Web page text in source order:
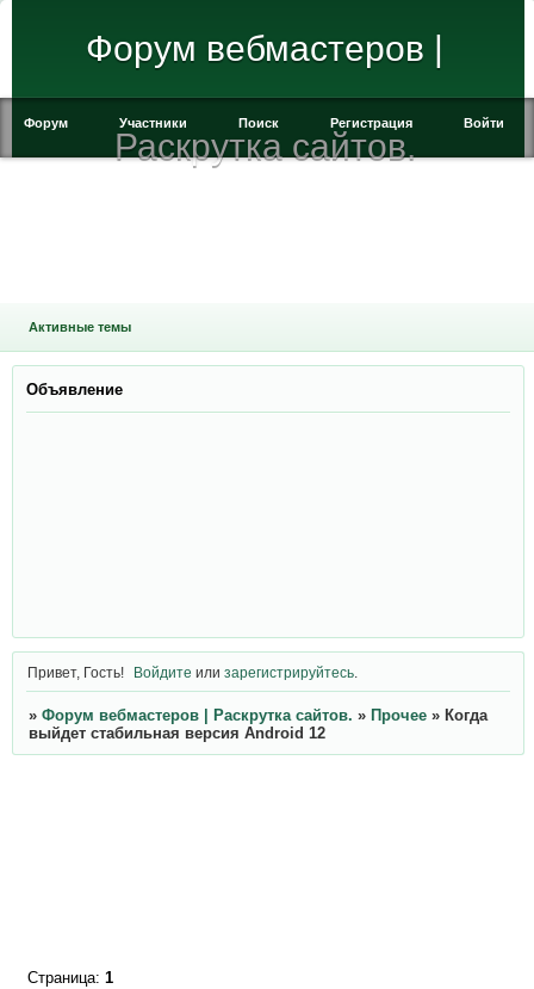
Форум вебмастеров |
Раскрутка сайтов.
Форум Участники Поиск Регистрация Войти
Активные темы
Объявление
Привет, Гость! Войдите илизарегистрируйтесь
» Форум вебмастеров | Раскрутка сайтов. » Прочее » Когда
выйдет стабильная версия Android 12
Страница: 1